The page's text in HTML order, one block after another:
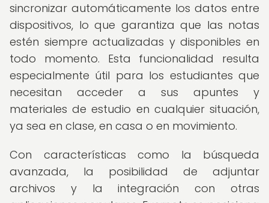
sincronizar automáticamente los datos entre
dispositivos, lo que garantiza que las notas
estén siempre actualizadas y disponibles en
todo momento. Esta funcionalidad resulta
especialmente útil para los estudiantes que
necesitan acceder a sus apuntes y
materiales de estudio en cualquier situación,
ya sea en clase, en casa o en movimiento.
Con características como la búsqueda
avanzada, la posibilidad de adjuntar
archivos y la integración con otras